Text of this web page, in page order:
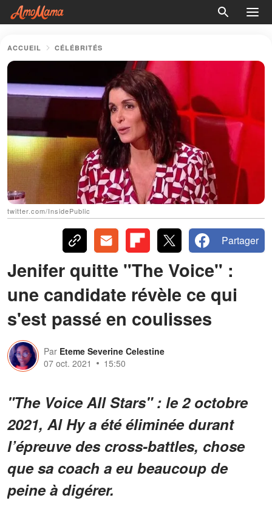
ACCUEIL CÉLÉBRITÉS
twitter.com/InsidePublic
Partager
Jenifer quitte "The Voice" :
une candidate révèle ce qui
s'est passé en coulisses
Par Eteme Severine Celestine
07 oct. 2021
15:50
"The Voice All Stars" : le 2 octobre
2021, Al Hy a été éliminée durant
l’épreuve des cross-battles, chose
que sa coach a eu beaucoup de
peine à digérer.